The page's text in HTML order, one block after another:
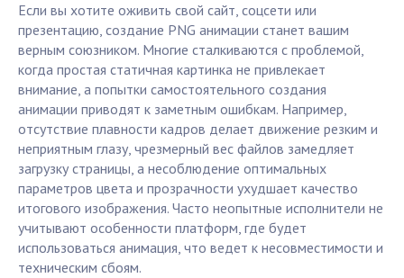
Если вы хотите оживить свой сайт, соцсети или
презентацию, создание PNG анимации станет вашим
верным союзником. Многие сталкиваются с проблемой,
когда простая статичная картинка не привлекает
внимание, а попытки самостоятельного создания
анимации приводят к заметным ошибкам. Например,
отсутствие плавности кадров делает движение резким и
неприятным глазу, чрезмерный вес файлов замедляет
загрузку страницы, а несоблюдение оптимальных
параметров цвета и прозрачности ухудшает качество
итогового изображения. Часто неопытные исполнители не
учитывают особенности платформ, где будет
использоваться анимация, что ведет к несовместимости и
техническим сбоям.